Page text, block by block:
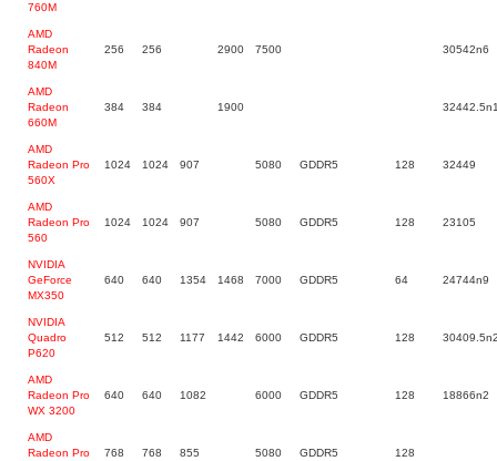
760M
AMD
Radeon
840M
256 256 2900 7500 30542n6
AMD
Radeon
660M
384 384 1900
AMD
Radeon Pro
560X
1024 1024 907 5080 GDDR5 128 32449
AMD
Radeon Pro
560
1024 1024 907 5080 GDDR5 128 23105
NVIDIA
GeForce
MX350
640 640 1354 1468 7000 GDDR5 64 24744n9
NVIDIA
Quadro
P620
512 512 1177 1442 6000 GDDR5 128
AMD
Radeon Pro
WX 3200
640 640 1082 6000 GDDR5 128 18866n2
AMD
Radeon Pro
768 768 855 5080 GDDR5 128